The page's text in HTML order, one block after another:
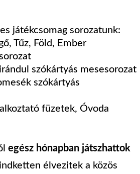
játékcsomag sorozatunk:
Tűz, Föld, Ember
szókártyás mesesorozat
szókártyás
füzetek, Óvoda
egész hónapban játszhattok
élvezitek a közös